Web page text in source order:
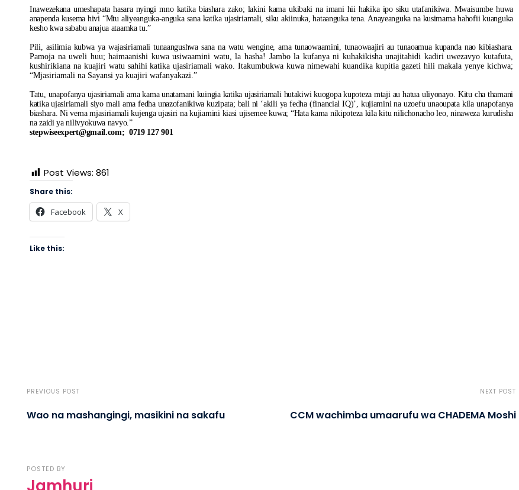
Inawezekana umeshapata hasara nyingi mno katika biashara zako; lakini kama ukibaki na imani hii hakika ipo siku utafanikiwa. Mwaisumbe huwa
anapenda kusema hivi “Mtu aliyeanguka-anguka sana katika ujasiriamali, siku akiinuka, hataanguka tena. Anayeanguka na kusimama hahofii kuanguka
kesho kwa sababu anajua ataamka tu.”
Pili, asilimia kubwa ya wajasiriamali tunaangushwa sana na watu wengine, ama tunaowaamini, tunaowaajiri au tunaoamua kupanda nao kibiashara.
Pamoja na uweli huu; haimaanishi kuwa usiwaamini watu, la hasha! Jambo la kufanya ni kuhakikisha unajitahidi kadiri uwezavyo kutafuta,
kushirikiana na kuajiri watu sahihi katika ujasiriamali wako. Itakumbukwa kuwa nimewahi kuandika kupitia gazeti hili makala yenye kichwa;
“Mjasiriamali na Sayansi ya kuajiri wafanyakazi.”
Tatu, unapofanya ujasiriamali ama kama unatamani kuingia katika ujasiriamali hutakiwi kuogopa kupoteza mtaji au hatua uliyonayo. Kitu cha thamani
katika ujasiriamali siyo mali ama fedha unazofanikiwa kuzipata; bali ni ‘akili ya fedha (financial IQ)’, kujiamini na uzoefu unaoupata kila unapofanya
biashara. Ni vema mjasiriamali kujenga ujasiri na kujiamini kiasi ujisemee kuwa; “Hata kama nikipoteza kila kitu nilichonacho leo, ninaweza kurudisha
na zaidi ya nilivyokuwa navyo.”
stepwiseexpert@gmail.com; 0719 127 901
Post Views: 861
Share this:
Facebook X
Like this:
PREVIOUS POST
Wao na mashangingi, masikini na sakafu
NEXT POST
CCM wachimba umaarufu wa CHADEMA Moshi
POSTED BY